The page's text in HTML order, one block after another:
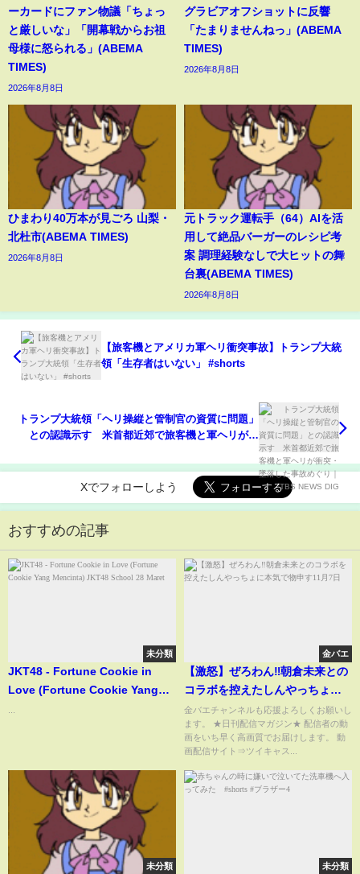
ーカードにファン物議「ちょっ
と厳しいな」「開幕戦からお祖
母様に怒られる」(ABEMA
TIMES)
2026年8月8日
グラビアオフショットに反響
「たまりませんねっ」(ABEMA
TIMES)
2026年8月8日
ひまわり40万本が見ごろ 山梨・
北杜市(ABEMA TIMES)
2026年8月8日
元トラック運転手（64）AIを活
用して絶品バーガーのレシピ考
案 調理経験なしで大ヒットの舞
台裏(ABEMA TIMES)
2026年8月8日
【旅客機とアメリカ軍ヘリ衝突事故】トランプ大統
領「生存者はいない」 #shorts
トランプ大統領「ヘリ操縦と管制官の資質に問題」
との認識示す 米首都近郊で旅客機と軍ヘリが衝
Xでフォローしよう
おすすめの記事
未分類
JKT48 - Fortune Cookie in
Love (Fortune Cookie Yang
金バエ
【激怒】ぜろわん‼朝倉未来との
コラボを控えたしんやっちょに
本気で物申す11月7日
金バエチャンネルも応援よろしくお願いし
ます。 ★日刊配信マガジン★ 配信者の動
画をいち早く高画質でお届けします。 動
画配信サイト⇒ツイキャス...
未分類 未分類